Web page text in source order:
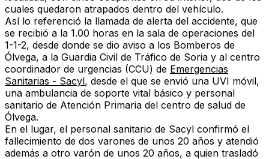
cuales quedaron atrapados dentro del vehículo.
Así lo referenció la llamada de alerta del accidente, que
se recibió a la 1.00 horas en la sala de operaciones del
1-1-2, desde donde se dio aviso a los Bomberos de
Ólvega, a la Guardia Civil de Tráfico de Soria y al centro
coordinador de urgencias (CCU) de Emergencias
Sanitarias - Sacyl, desde el que se envió una UVI móvil,
una ambulancia de soporte vital básico y personal
sanitario de Atención Primaria del centro de salud de
Ólvega.
En el lugar, el personal sanitario de Sacyl confirmó el
fallecimiento de dos varones de unos 20 años y atendió
además a otro varón de unos 20 años, a quien trasladó